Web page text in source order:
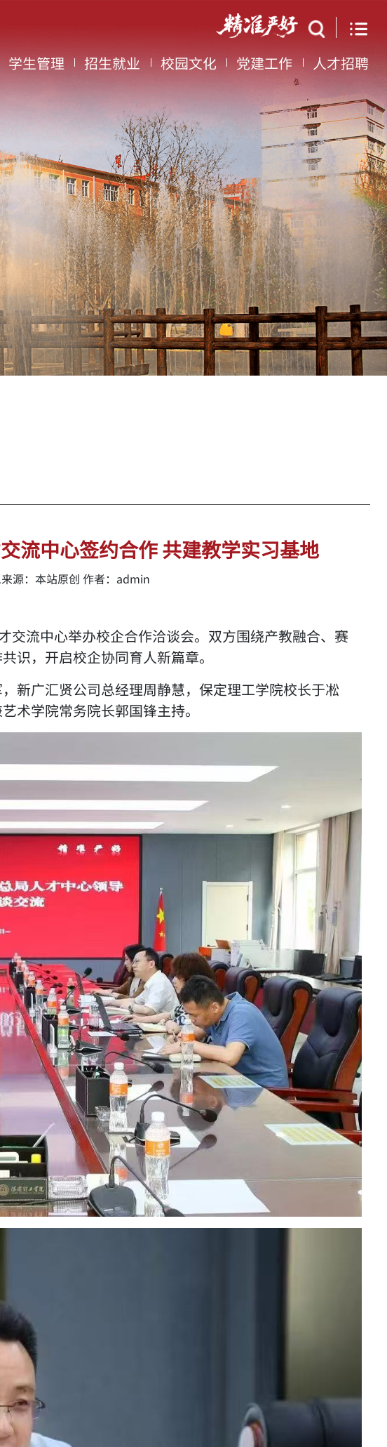
学生管理 招生就业 校园文化 党建工作 人才招聘
流中心签约合作 共建教学实习基地
源：本站原创 作者：admin
交流中心举办校企合作洽谈会。双方围绕产教融合、赛
识，开启校企协同育人新篇章。
新广汇贤公司总经理周静慧，保定理工学院校长于凇
术学院常务院长郭国锋主持。